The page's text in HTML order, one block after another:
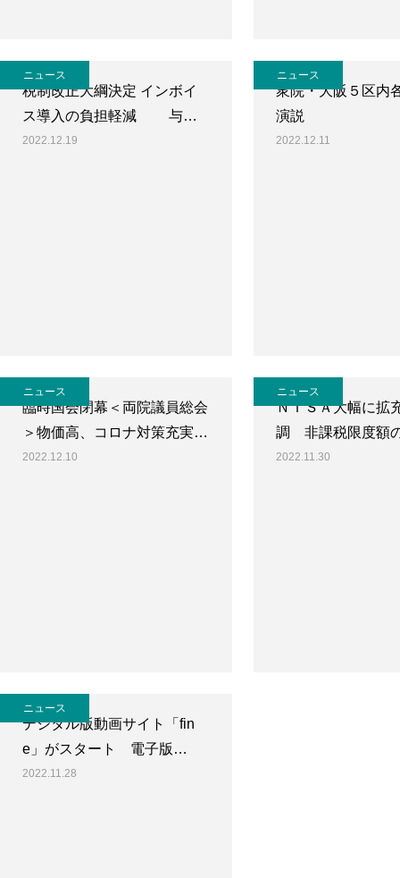
ニュース
税制改正大綱決定 インボイ
ス導入の負担軽減 与…
2022.12.19
ニュース
衆院・大阪５区内
演説
2022.12.11
ニュース
臨時国会閉幕＜両院議員総会
＞物価高、コロナ対策充実…
2022.12.10
ニュース
ＮＩＳＡ大幅に
調 非課税限度額
2022.11.30
ニュース
デジタル版動画サイト「fin
e」がスタート 電子版…
2022.11.28